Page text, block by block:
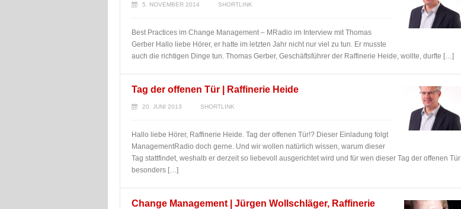
5. NOVEMBER 2014 SHORTLINK
Best Practices im Change Management – MRadio im Interview mit Thomas
Gerber Hallo liebe Hörer, er hatte im letzten Jahr nicht nur viel zu tun. Er musste
auch die richtigen Dinge tun. Thomas Gerber, Geschäftsführer der Raffinerie Heide, wollte, durfte […]
Tag der offenen Tür | Raffinerie Heide
20. JUNI 2013 SHORTLINK
Hallo liebe Hörer, Raffinerie Heide. Tag der offenen Tür!? Dieser Einladung folgt
ManagementRadio doch gerne. Und wir wollen natürlich wissen, warum dieser
Tag stattfindet, weshalb er derzeit so liebevoll ausgerichtet wird und für wen dieser Tag der offenen Tür
besonders […]
Change Management | Jürgen Wollschläger, Raffinerie